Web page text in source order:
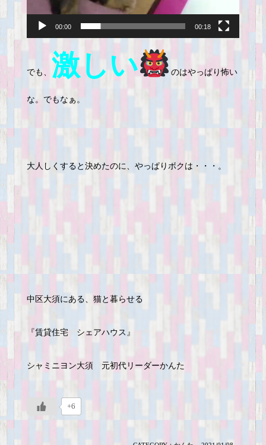
00:00 00:18
でも、 激しい のはやっぱり怖い
な。でもなぁ。
大人しくすると決めたのに、やっぱりボクは・・・。
中区大須にある、猫と暮らせる
『賃貸住宅 シェアハウス』
シャミニヨン大須 元初代リーダーかんた
+6